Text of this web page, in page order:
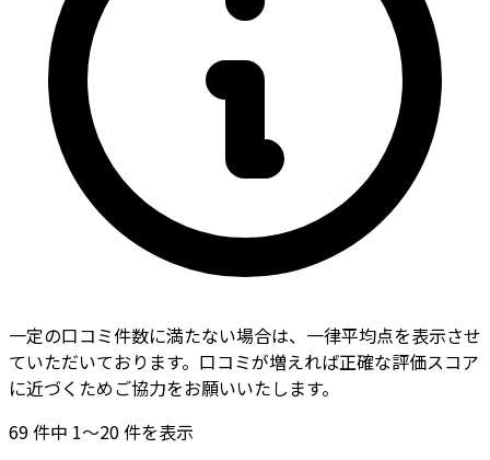
一定の口コミ件数に満たない場合は、一律平均点を表示させ
ていただいております。口コミが増えれば正確な評価スコア
に近づくためご協力をお願いいたします。
69件中 1〜20件を表示